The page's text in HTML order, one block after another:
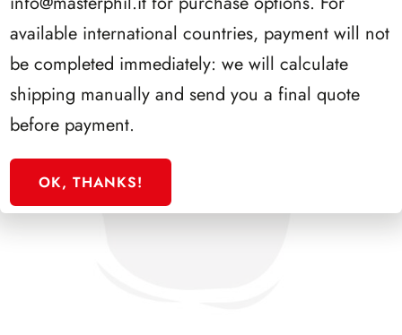
available international countries, payment will not
be completed immediately: we will calculate
shipping manually and send you a final quote
before payment.
OK, THANKS!